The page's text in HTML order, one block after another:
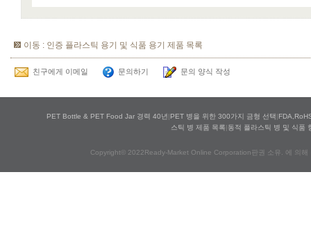
이동 : 인증 플라스틱 용기 및 식품 용기 제품 목록
친구에게 이메일 문의하기 문의 양식 작성
PET Bottle & PET Food Jar 경력 40년 |PET 병을 위한 300가지 금형 선택|
스틱 병 제품 목록|동적 플라스틱 병 및 식품
Copyright© 2022Ready-Market Online Corporation판권 소유. 에 의해